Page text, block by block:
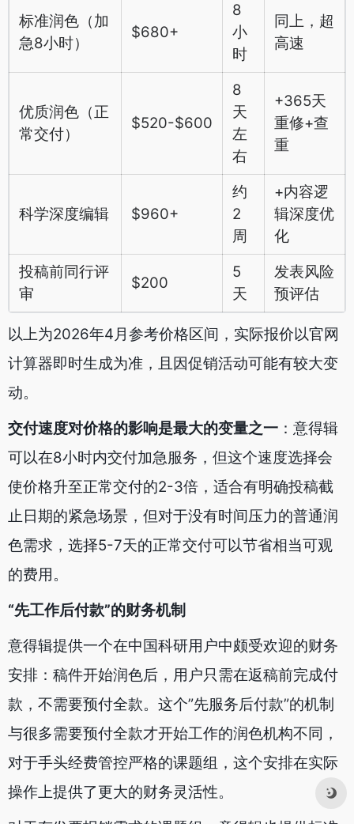
标准润色（加
急8小时）
$680+
8
小
时
同上，超
高速
优质润色（正
常交付）
$520-$600
8
天
左
右
+365天
重修+查
重
科学深度编辑 $960+
约
2
周
+内容逻
辑深度优
化
投稿前同行评
审
$200
5
天
发表风险
预评估
以上为2026年4月参考价格区间，实际报价以官网
计算器即时生成为准，且因促销活动可能有较大变
动。
交付速度对价格的影响是最大的变量之一 ：意得辑
可以在8小时内交付加急服务，但这个速度选择会
使价格升至正常交付的2-3倍，适合有明确投稿截
止日期的紧急场景，但对于没有时间压力的普通润
色需求，选择5-7天的正常交付可以节省相当可观
的费用。
“先工作后付款”的财务机制
意得辑提供一个在中国科研用户中颇受欢迎的财务
安排：稿件开始润色后，用户只需在返稿前完成付
款，不需要预付全款。这个”先服务后付款”的机制
与很多需要预付全款才开始工作的润色机构不同，
对于手头经费管控严格的课题组，这个安排在实际
操作上提供了更大的财务灵活性。